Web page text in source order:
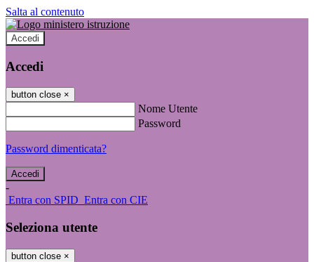
Salta al contenuto
Accedi
Accedi
button close ×
Nome Utente
Password
Password dimenticata?
-
Entra con SPID Entra con CIE
Seleziona utente
button close ×